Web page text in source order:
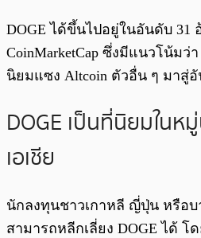
DOGE ได้ขึ้นไปอยู่ในอันดับ 31
CoinMarketCap ซึ่งมีแนวโน้มว่
นิยมแซง Altcoin ตัวอื่น ๆ มาสู่
DOGE เป็นที่นิยมใน
เอเชีย
นักลงทุนชาวเกาหลี ญี่ปุ่น หรือบ
สามารถหลีกเลี่ยง DOGE ได้